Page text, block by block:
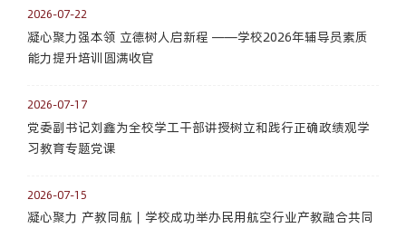
2026-07-22
凝心聚力强本领 立德树人启新程 ——学校2026年辅导员素质
能力提升培训圆满收官
2026-07-17
党委副书记刘鑫为全校学工干部讲授树立和践行正确政绩观学
习教育专题党课
2026-07-15
凝心聚力 产教同航｜学校成功举办民用航空行业产教融合共同